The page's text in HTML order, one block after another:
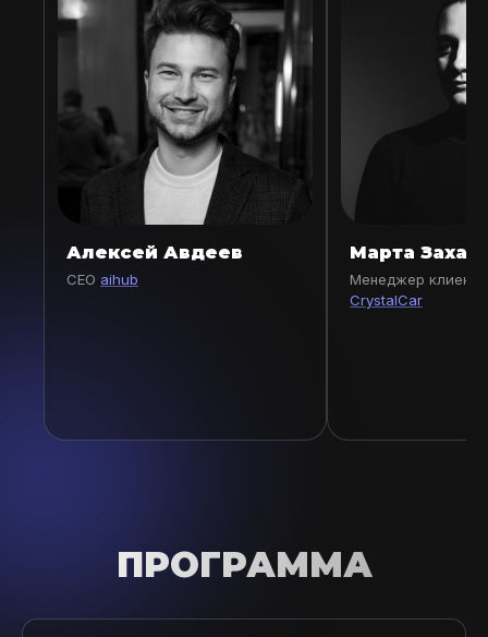
Алексей Авдеев
CEO aihub
Марта
Менеджер
CrystalCar
ПРОГРАММА